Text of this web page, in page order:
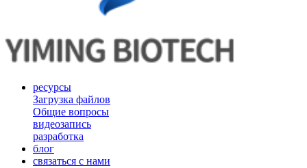
ресурсы
Загрузка файлов
Общие вопросы
видеозапись
разработка
блог
связаться с нами